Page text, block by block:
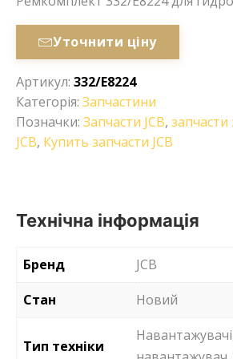
Уточнити ціну
Артикул: 332/E8224
Категорія: Запчастини
Позначки: Запчасти JCB, запчасти
JCB, Купить запчасти JCB
Технічна інформація
Бренд
JCB
Стан
Новий
Тип техніки